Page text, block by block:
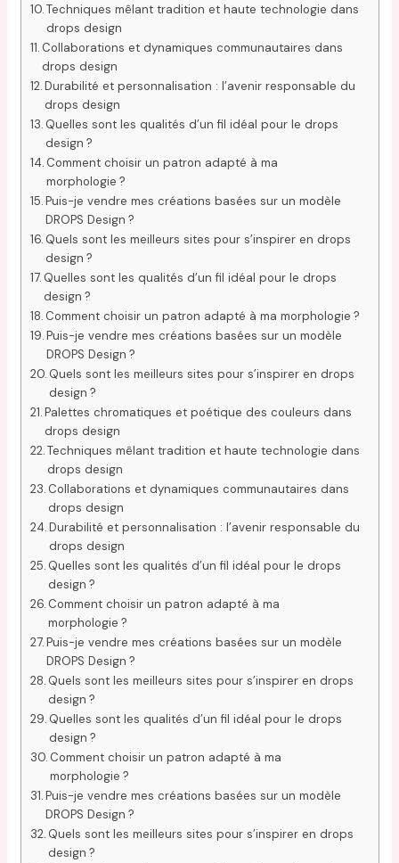
Techniques mêlant tradition et haute technologie dans
drops design
Collaborations et dynamiques communautaires dans
drops design
Durabilité et personnalisation : l’avenir responsable du
drops design
Quelles sont les qualités d’un fil idéal pour le drops
design ?
Comment choisir un patron adapté à ma
morphologie ?
Puis-je vendre mes créations basées sur un modèle
DROPS Design ?
Quels sont les meilleurs sites pour s’inspirer en drops
design ?
Quelles sont les qualités d’un fil idéal pour le drops
design ?
Comment choisir un patron adapté à ma morphologie ?
Puis-je vendre mes créations basées sur un modèle
DROPS Design ?
Quels sont les meilleurs sites pour s’inspirer en drops
design ?
Palettes chromatiques et poétique des couleurs dans
drops design
Techniques mêlant tradition et haute technologie dans
drops design
Collaborations et dynamiques communautaires dans
drops design
Durabilité et personnalisation : l’avenir responsable du
drops design
Quelles sont les qualités d’un fil idéal pour le drops
design ?
Comment choisir un patron adapté à ma
morphologie ?
Puis-je vendre mes créations basées sur un modèle
DROPS Design ?
Quels sont les meilleurs sites pour s’inspirer en drops
design ?
Quelles sont les qualités d’un fil idéal pour le drops
design ?
Comment choisir un patron adapté à ma
morphologie ?
Puis-je vendre mes créations basées sur un modèle
DROPS Design ?
Quels sont les meilleurs sites pour s’inspirer en drops
design ?